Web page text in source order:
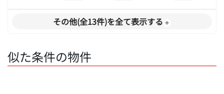
その他(全13件)を全て表示する
似た条件の物件